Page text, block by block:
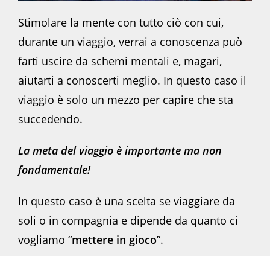
Stimolare la mente con tutto ciò con cui,
durante un viaggio, verrai a conoscenza può
farti uscire da schemi mentali e, magari,
aiutarti a conoscerti meglio. In questo caso il
viaggio è solo un mezzo per capire che sta
succedendo.
La meta del viaggio è importante ma non
fondamentale!
In questo caso è una scelta se viaggiare da
soli o in compagnia e dipende da quanto ci
vogliamo “mettere in gioco”.